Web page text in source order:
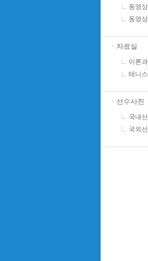
동영
동영
ㆍ자료실
이론
테니
ㆍ선수사진
국내
국외